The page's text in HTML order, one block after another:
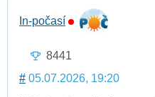
In-počasí
8441
# 05.07.2026, 19:20